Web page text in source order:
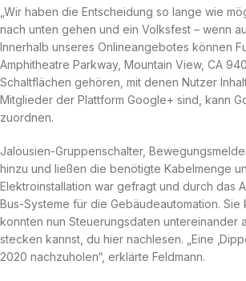
„Wir haben die Entscheidung so lange wie
nach unten gehen und ein Volksfest – wenn
Innerhalb unseres Onlineangebotes können
Amphitheatre Parkway, Mountain View, CA
Schaltflächen gehören, mit denen Nutzer
Mitglieder der Plattform Google+ sind, kann
zuordnen.
Jalousien-Gruppenschalter,
hinzu und ließen die benötigte Kabelmenge
Elektroinstallation war gefragt und durch das
Bus-Systeme für die Gebäudeautomation.
konnten nun Steuerungsdaten untereinander
stecken kannst, du hier nachlesen. „Eine
2020 nachzuholen“, erklärte Feldmann.